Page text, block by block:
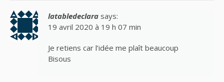
latabledeclara says:
19 avril 2020 à 19 h 07 min
Je retiens car l’idée me plaît beaucoup
Bisous